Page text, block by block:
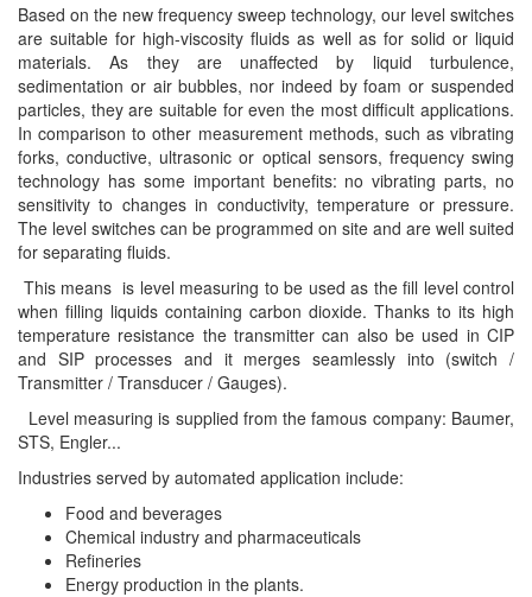
Earthtech
Eaton
EBMPAPST
ECKERLE
Ecom-EX
ECONEX
Edward
EES
EGE Elektronik
Eilersen Vietnam
Ekstrom-Carlson
Elands Cable Vietnam
Elap Vietnam
Electro Industries
Electronic Design System S.R.L Vietnam
Based on the new frequency sweep technology, our level switches
are suitable for high-viscosity fluids as well as for solid or liquid
materials. As they are unaffected by liquid turbulence,
sedimentation or air bubbles, nor indeed by foam or suspended
particles, they are suitable for even the most difficult applications.
In comparison to other measurement methods, such as vibrating
forks, conductive, ultrasonic or optical sensors, frequency swing
technology has some important benefits: no vibrating parts, no
sensitivity to changes in conductivity, temperature or pressure.
The level switches can be programmed on site and are well suited
for separating fluids.
This means is level measuring to be used as the fill level control
when filling liquids containing carbon dioxide. Thanks to its high
temperature resistance the transmitter can also be used in CIP
and SIP processes and it merges seamlessly into (switch /
Transmitter / Transducer / Gauges).
Level measuring is supplied from the famous company: Baumer,
STS, Engler...
Industries served by automated application include:
Food and beverages
Chemical industry and pharmaceuticals
Refineries
Energy production in the plants.